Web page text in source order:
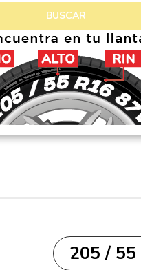
BUSCAR
205 / 55